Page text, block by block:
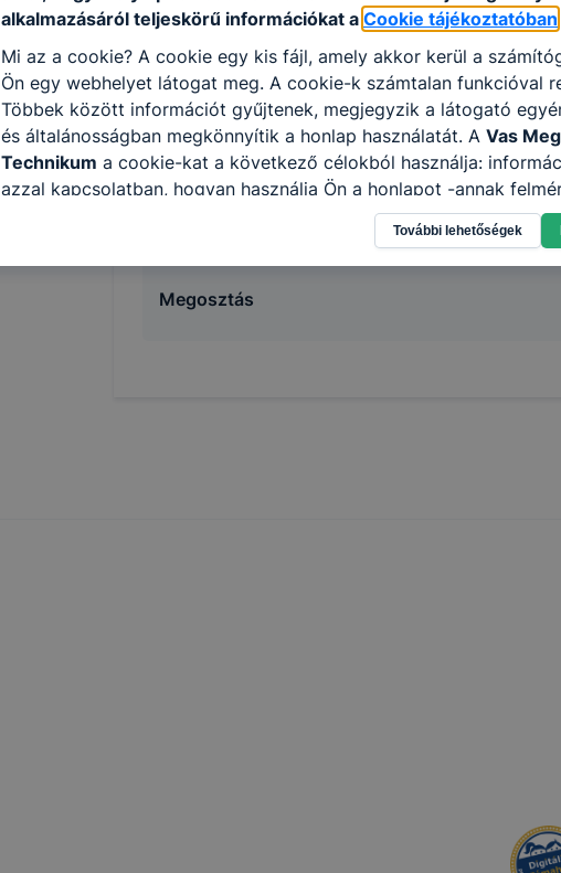
smink-technikákat alkalmaz;
eszközfertőtlenítést végez a
ISKOLASPECIFIKUS INFORMÁCIÓK A KÉPZÉSHEZ
Az első két évben (9. és 10. évfolyamon) a
meg, melynek végén ágazati alapvizsgát
Megosztás
alkalmazásáról teljeskörű információkat a Cookie tájékoztatóban
Mi az a cookie? A cookie egy kis fájl, amely akkor kerül a
Ön egy webhelyet látogat meg. A cookie-k számtalan funkcióval
Többek között információt gyűjtenek, megjegyzik a látogató
és általánosságban megkönnyítik a honlap használatát. A Vas
Technikum a cookie-kat a következő célokból használja:
azzal kapcsolatban, hogyan használja Ön a honlapot -annak
honlap melyik részeit látogatja, vagy használja leginkább, így
hogyan biztosítsunk Önnek még jobb felhasználói élményt, ha
oldalunkat, honlap fejlesztése. Hogyan ellenőrizheti és hogyan
cookie-kat? Minden modern böngésző engedélyezi a cookie-k
További lehetőségek